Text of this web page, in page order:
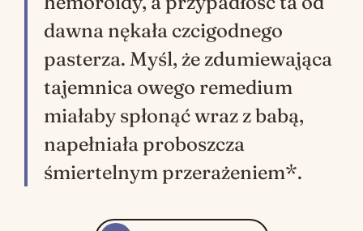
dawna nękała czcigodnego
pasterza. Myśl, że zdumiewająca
tajemnica owego remedium
miałaby spłonąć wraz z babą,
napełniała proboszcza
śmiertelnym przerażeniem*.